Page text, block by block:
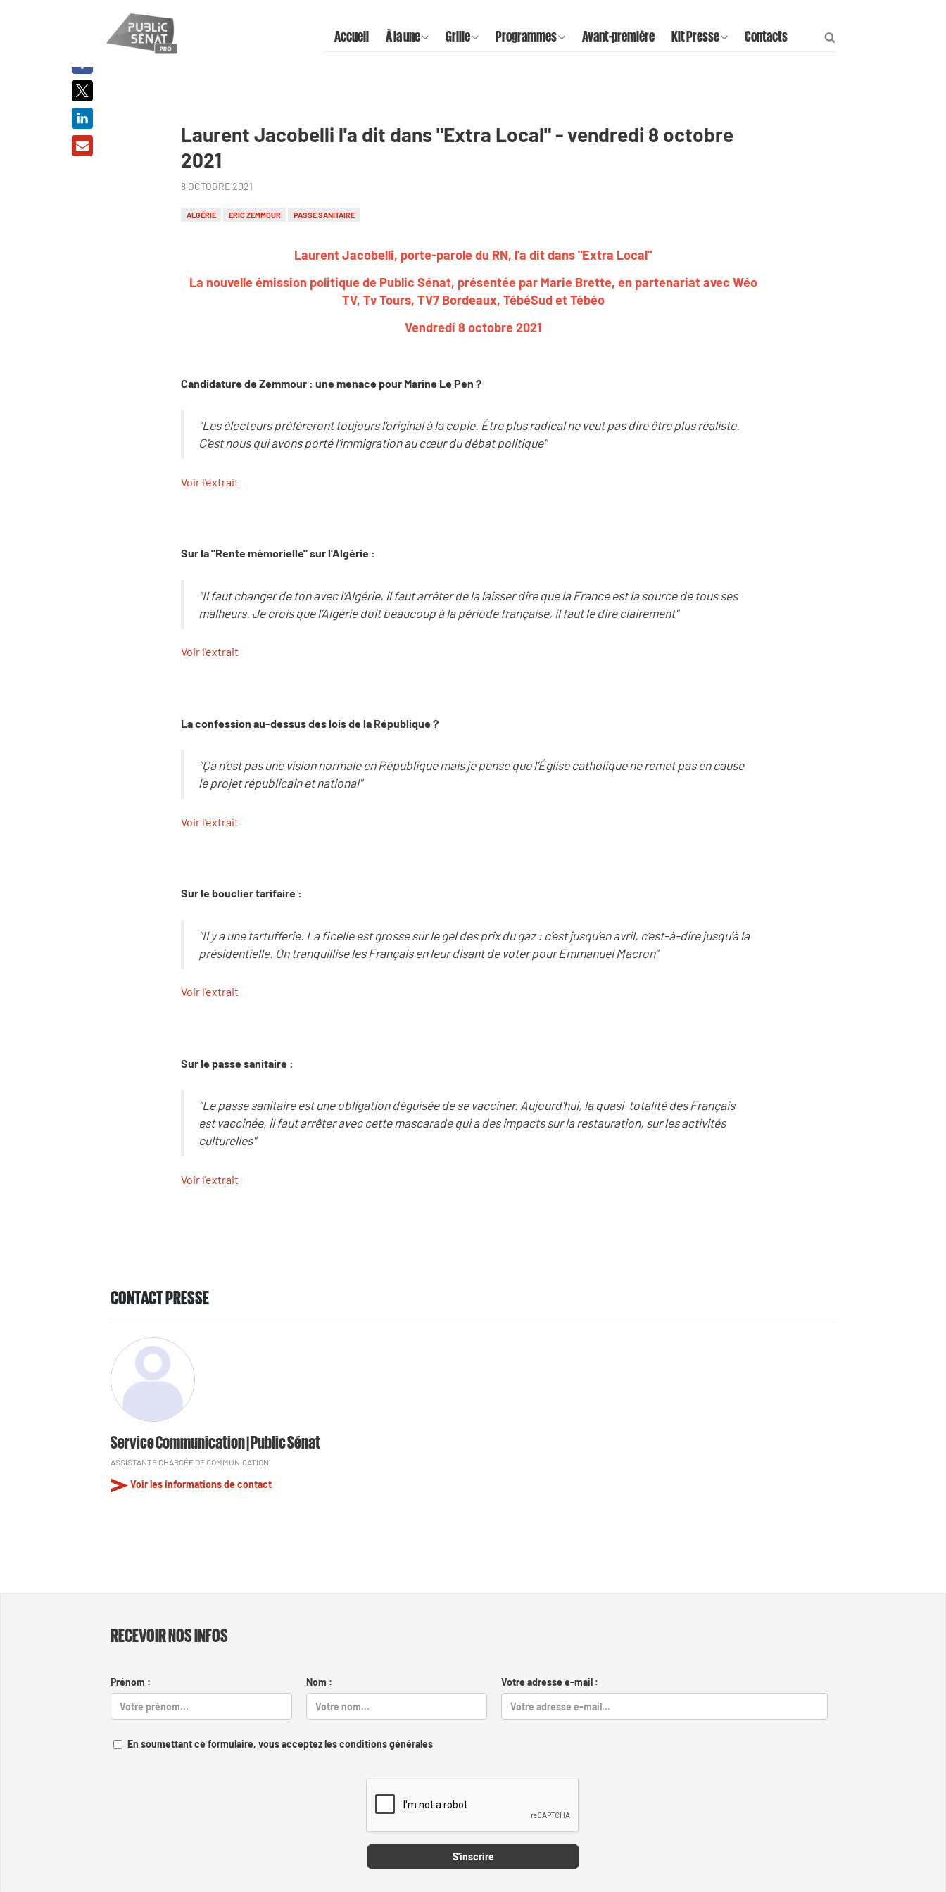
Accueil À la une Grille Programmes Avant-première Kit Presse Contacts
Laurent Jacobelli l'a dit dans "Extra Local" - vendredi 8 octobre
2021
8 OCTOBRE 2021
ALGÉRIE ERIC ZEMMOUR PASSE SANITAIRE
Laurent Jacobelli, porte-parole du RN, l'a dit dans "Extra Local"
La nouvelle émission politique de Public Sénat, présentée par Marie Brette, en partenariat avec Wéo
TV, Tv Tours, TV7 Bordeaux, TébéSud et Tébéo
Vendredi 8 octobre 2021
Candidature de Zemmour : une menace pour Marine Le Pen ?
"Les électeurs préféreront toujours l’original à la copie. Être plus radical ne veut pas dire être plus réaliste.
C'est nous qui avons porté l’immigration au cœur du débat politique"
Voir l'extrait
Sur la "Rente mémorielle" sur l'Algérie :
"Il faut changer de ton avec l’Algérie, il faut arrêter de la laisser dire que la France est la source de tous ses
malheurs. Je crois que l’Algérie doit beaucoup à la période française, il faut le dire clairement"
Voir l'extrait
La confession au-dessus des lois de la République ?
"Ça n’est pas une vision normale en République mais je pense que l’Église catholique ne remet pas en cause
le projet républicain et national"
Voir l'extrait
Sur le bouclier tarifaire :
"Il y a une tartufferie. La ficelle est grosse sur le gel des prix du gaz : c’est jusqu’en avril, c’est-à-dire jusqu’à la
présidentielle. On tranquillise les Français en leur disant de voter pour Emmanuel Macron"
Voir l'extrait
Sur le passe sanitaire :
"Le passe sanitaire est une obligation déguisée de se vacciner. Aujourd'hui, la quasi-totalité des Français
est vaccinée, il faut arrêter avec cette mascarade qui a des impacts sur la restauration, sur les activités
culturelles"
Voir l'extrait
CONTACT PRESSE
Service Communication | Public Sénat
ASSISTANTE CHARGÉE DE COMMUNICATION
Voir les informations de contact
RECEVOIR NOS INFOS
Prénom : Nom : Votre adresse e-mail :
En soumettant ce formulaire, vous acceptez les conditions générales
S'inscrire